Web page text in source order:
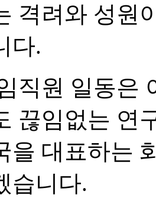
격려와 성원
다.
직원 일동은
끊임없는 연
을 대표하는
습니다.